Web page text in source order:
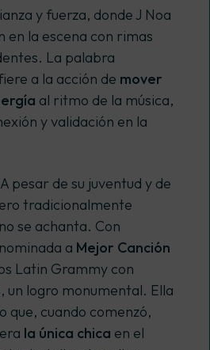
y fuerza, donde J Noa
en la escena con rimas
La palabra
a la acción de mover
al ritmo de la música,
y validación en la
A pesar de su juventud y de
tradicionalmente
se achanta. Con
a Mejor Canción
Latin Grammy con
un logro monumental. Ella
que, cuando comenzó,
la única chica en el